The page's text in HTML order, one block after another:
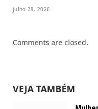
julho 28, 2026
Comments are closed.
VEJA TAMBÉM